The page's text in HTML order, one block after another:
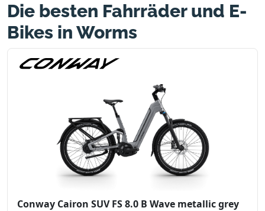
Die besten Fahrräder und E-
Bikes in Worms
Conway Cairon SUV FS 8.0 B Wave metallic grey